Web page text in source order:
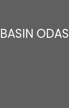
BASIN